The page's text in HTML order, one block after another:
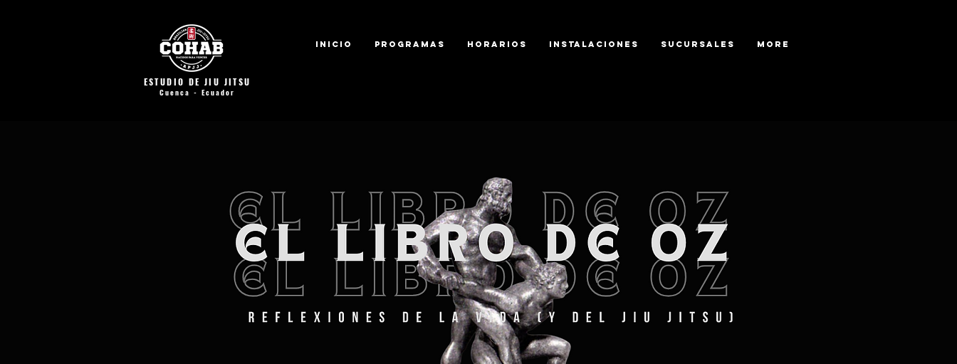
Inicio Programas Horarios Instalaciones Sucursales More
ESTUDIO DE JIU JITSU
Cuenca - Ecuador